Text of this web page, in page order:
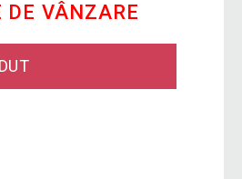
DE VÂNZARE